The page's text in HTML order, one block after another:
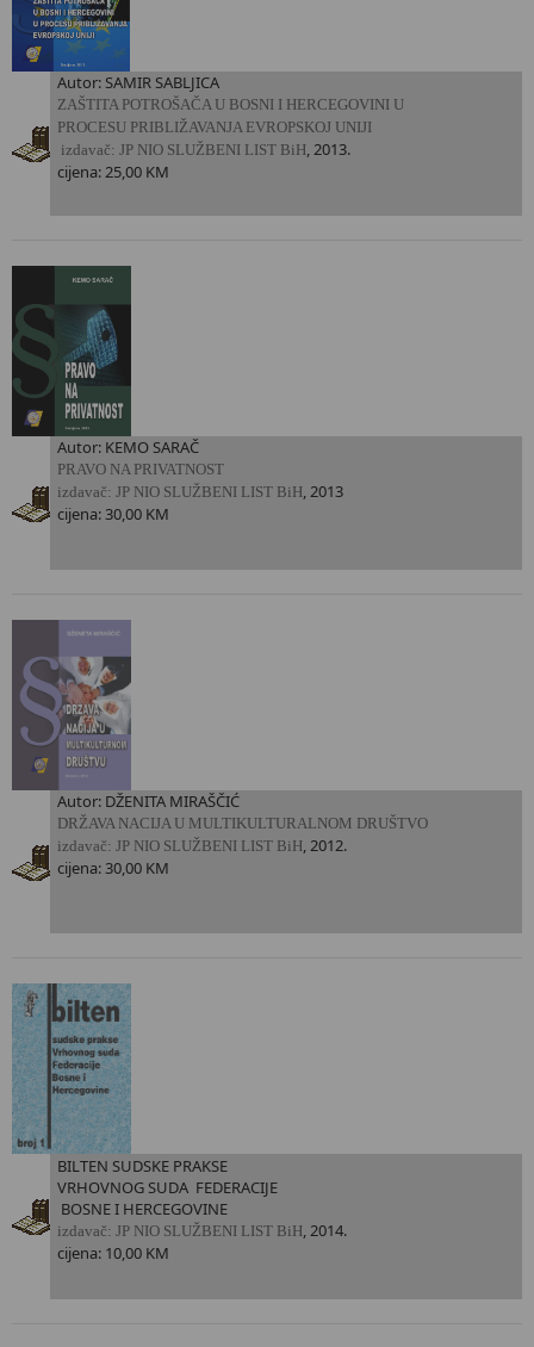
Autor: SAMIR SABLJICA
ZAŠTITA POTROŠAČA U BOSNI I HERCEGOVINI U
PROCESU PRIBLIŽAVANJA EVROPSKOJ UNIJI
izdavač: JP NIO SLUŽBENI LIST BiH, 2013.
cijena: 25,00 KM
Autor: KEMO SARAČ
PRAVO NA PRIVATNOST
izdavač: JP NIO SLUŽBENI LIST BiH, 2013
cijena: 30,00 KM
Autor: DŽENITA MIRAŠČIĆ
DRŽAVA NACIJA U MULTIKULTURALNOM DRUŠTVO
izdavač: JP NIO SLUŽBENI LIST BiH, 2012.
cijena: 30,00 KM
BILTEN SUDSKE PRAKSE
VRHOVNOG SUDA FEDERACIJE
BOSNE I HERCEGOVINE
izdavač: JP NIO SLUŽBENI LIST BiH, 2014.
cijena: 10,00 KM